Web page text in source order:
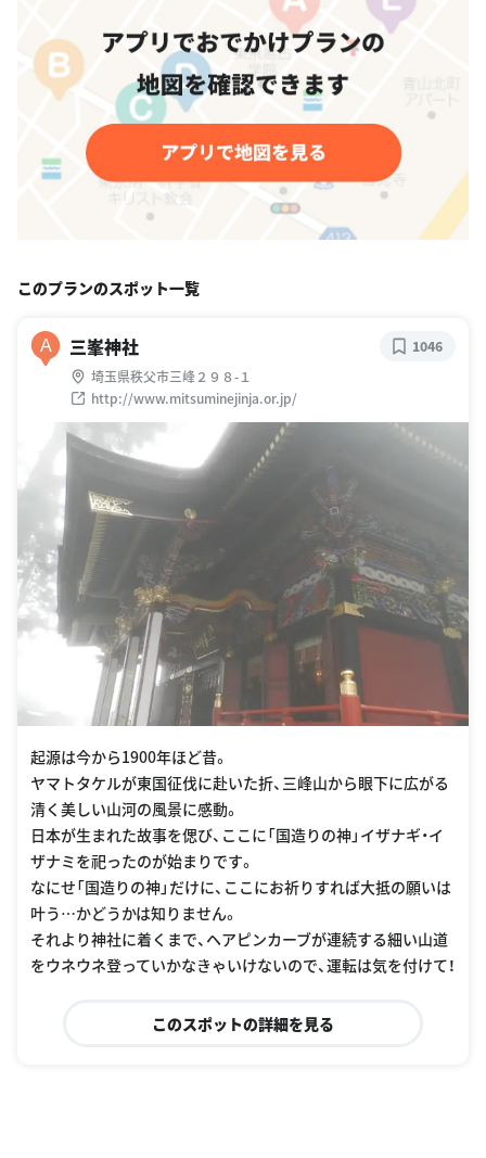
このプランのスポット一覧
A 三峯神社
埼玉県秩父市三峰２９８-１
http://www.mitsuminejinja.or.jp/
1046
起源は今から1900年ほど昔。
ヤマトタケルが東国征伐に赴いた折、三峰山から眼下に広がる
清く美しい山河の風景に感動。
日本が生まれた故事を偲び、ここに「国造りの神」イザナギ・イ
ザナミを祀ったのが始まりです。
なにせ「国造りの神」だけに、ここにお祈りすれば大抵の願いは
叶う…かどうかは知りません。
それより神社に着くまで、ヘアピンカーブが連続する細い山道
をウネウネ登っていかなきゃいけないので、運転は気を付けて！
このスポットの詳細を見る